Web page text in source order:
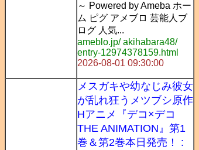
～ Powered by Ameba ホー
ム ピグ アメブロ 芸能人ブ
ログ 人気...
ameblo.jp/ akihabara48/
entry-12974378159.html
2026-08-01 09:30:00
メスガキや幼なじみ彼女
が乱れ狂うメツブシ原作
Hアニメ『デコ×デコ
THE ANIMATION』第1
巻＆第2巻本日発売！ :